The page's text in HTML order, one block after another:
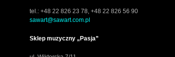
tel.: +48 22 826 23 78, +48 22 826 56 90
sawart@sawart.com.pl
Sklep muzyczny „Pasja”